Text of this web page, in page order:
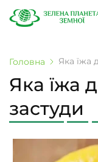
Головна Яка їжа
Яка їжа
застуди